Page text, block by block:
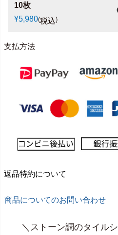
10枚
¥5,980 税込
支払方法
返品特約について
商品についてのお問い合わせ
＼ストーン調のタイル